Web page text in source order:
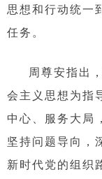
思想和行动统一
任务。
周尊安指出，
会主义思想为指
中心、服务大局
坚持问题导向，
新时代党的组织